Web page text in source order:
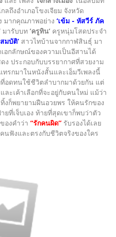
ลถึงอำเภอโขงเจียม จังหวัด
มากคุณภาพอย่าง ‘เข้ม - หัสวีร์ ภัค
มารับบท ’ครูทิน’ ครูหนุ่มโสดประจำ
มบัติ’ สาวไทบ้านจากกาฬสินธุ์ มา
อกลักษณ์ของความเป็นอีสานได้
ง ประกอบกับบรรยากาศที่สวยงาม
รกมาในหนังสั้นและเอ็มวีเพลงนี้
ที่อดทนใช้ชีวิตลำบากมาด้วยกัน แต่
ละเค้าเลือกที่จะอยู่กับคนใหม่ แม้ว่า
ก็พยายามฝืนอวยพร ให้คนรักของ
ที่เจ็บเอง ท้ายที่สุดเขาก็พบว่าตัว
องคำว่า “รักคนผิด” รับรองได้เลย
นฟังและตรงกับชีวิตจริงของใคร